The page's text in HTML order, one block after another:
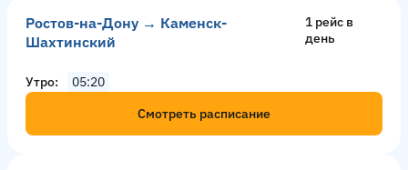
Ростов-на-Дону → Каменск-
Шахтинский
1 рейс в
день
Утро
05:20
Смотреть расписание